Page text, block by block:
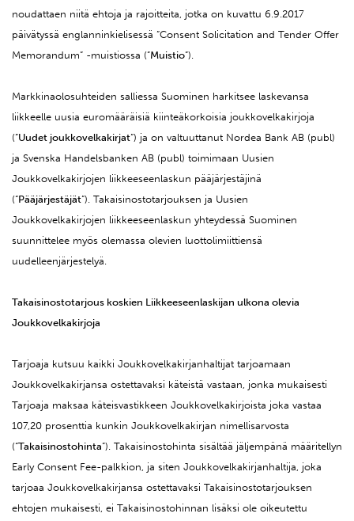
noudattaen niitä ehtoja ja rajoitteita, jotka on kuvattu 6.9.2017
päivätyssä englanninkielisessä ”Consent Solicitation and Tender Offer
Memorandum” -muistiossa (”Muistio”).
Markkinaolosuhteiden salliessa Suominen harkitsee laskevansa
liikkeelle uusia euromääräisiä kiinteäkorkoisia joukkovelkakirjoja
(”Uudet joukkovelkakirjat”) ja on valtuuttanut Nordea Bank AB (publ)
ja Svenska Handelsbanken AB (publ) toimimaan Uusien
Joukkovelkakirjojen liikkeeseenlaskun pääjärjestäjinä
(“Pääjärjestäjät”). Takaisinostotarjouksen ja Uusien
Joukkovelkakirjojen liikkeeseenlaskun yhteydessä Suominen
suunnittelee myös olemassa olevien luottolimiittiensä
uudelleenjärjestelyä.
Takaisinostotarjous koskien Liikkeeseenlaskijan ulkona olevia
Joukkovelkakirjoja
Tarjoaja kutsuu kaikki Joukkovelkakirjanhaltijat tarjoamaan
Joukkovelkakirjansa ostettavaksi käteistä vastaan, jonka mukaisesti
Tarjoaja maksaa käteisvastikkeen Joukkovelkakirjoista joka vastaa
107,20 prosenttia kunkin Joukkovelkakirjan nimellisarvosta
(“Takaisinostohinta”). Takaisinostohinta sisältää jäljempänä määritellyn
Early Consent Fee-palkkion, ja siten Joukkovelkakirjanhaltija, joka
tarjoaa Joukkovelkakirjansa ostettavaksi Takaisinostotarjouksen
ehtojen mukaisesti, ei Takaisinostohinnan lisäksi ole oikeutettu